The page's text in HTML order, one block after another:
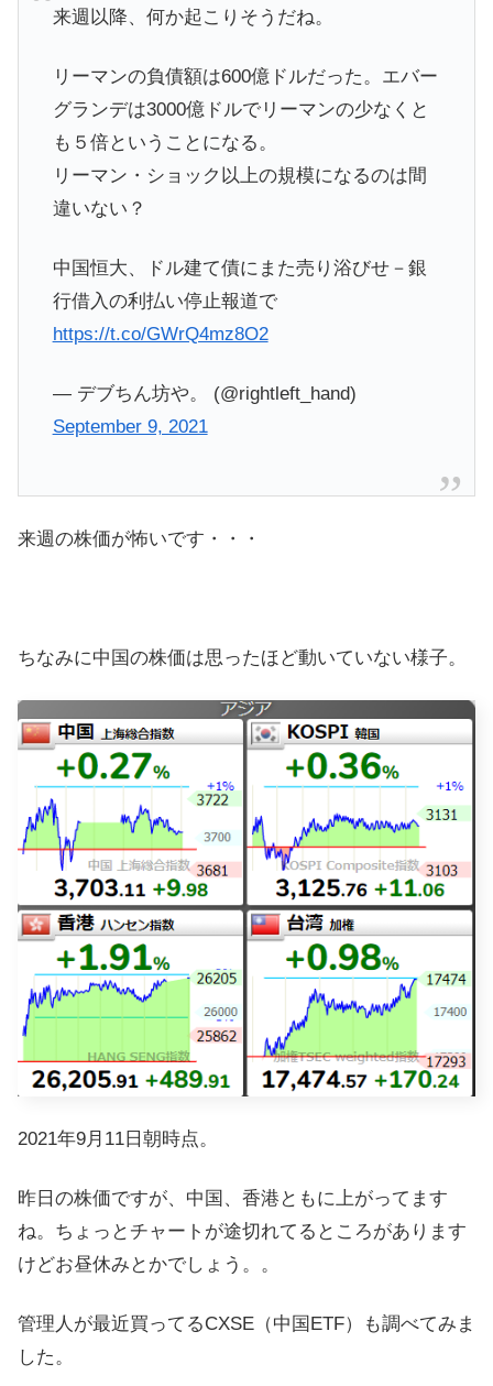
来週以降、何か起こりそうだね。
リーマンの負債額は600億ドルだった。エバー
グランデは3000億ドルでリーマンの少なくと
も５倍ということになる。
リーマン・ショック以上の規模になるのは間
違いない？
中国恒大、ドル建て債にまた売り浴びせ－銀
行借入の利払い停止報道で
https://t.co/GWrQ4mz8O2
— デブちん坊や。 (@rightleft_hand)
September 9, 2021
来週の株価が怖いです・・・
ちなみに中国の株価は思ったほど動いていない様子。
2021年9月11日朝時点。
昨日の株価ですが、中国、香港ともに上がってます
ね。ちょっとチャートが途切れてるところがあります
けどお昼休みとかでしょう。。
管理人が最近買ってるCXSE（中国ETF）も調べてみま
した。